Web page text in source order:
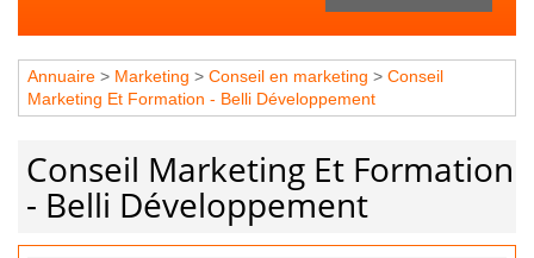
Annuaire > Marketing > Conseil en marketing > Conseil
Marketing Et Formation - Belli Développement
Conseil Marketing Et Formation
- Belli Développement